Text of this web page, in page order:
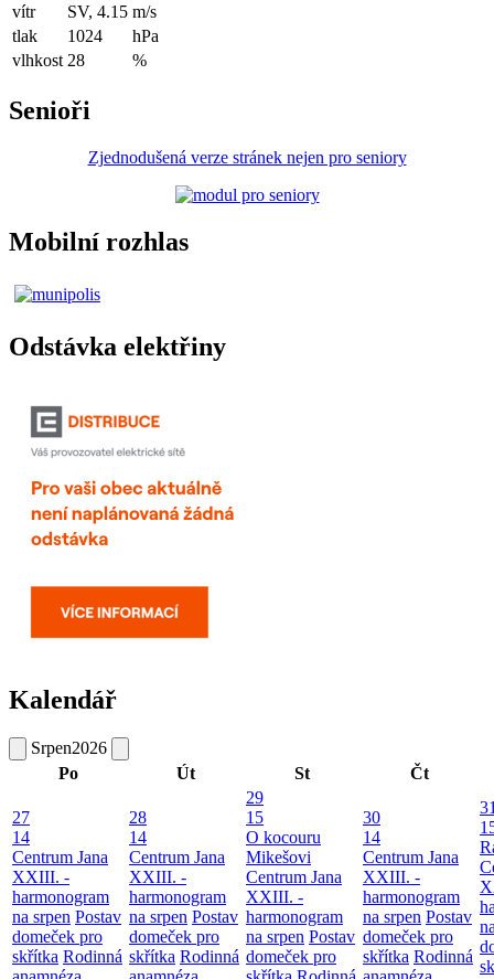
vítr
SV, 4.15 m/s
tlak
1024
hPa
vlhkost 28 %
Senioři
Zjednodušená verze stránek nejen pro seniory
Mobilní rozhlas
Odstávka elektřiny
Kalendář
Srpen2026
Po
Út St Čt
27
14
Centrum Jana
XXIII. -
harmonogram
na srpen Postav
domeček pro
skřítka Rodinná
28
14
Centrum Jana
XXIII. -
harmonogram
na srpen Postav
domeček pro
skřítka Rodinná
29
15
O kocouru
Mikešovi
Centrum Jana
XXIII. -
harmonogram
na srpen Postav
domeček pro
30
14
Centrum Jana
XXIII. -
harmonogram
na srpen Postav
domeček pro
skřítka Rodinná